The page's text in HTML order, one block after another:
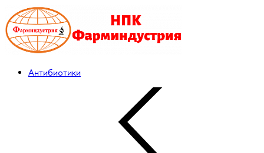
Антибиотики